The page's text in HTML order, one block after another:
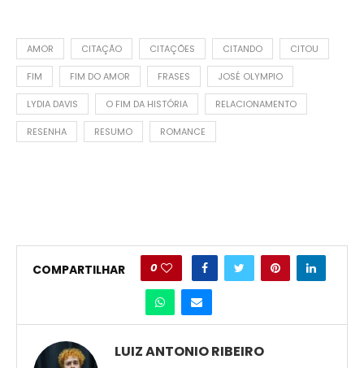
AMOR CITAÇÃO CITAÇÕES CITANDO CITOU
FIM FIM DO AMOR FRASES JOSÉ OLYMPIO
LYDIA DAVIS O FIM DA HISTÓRIA RELACIONAMENTO
RESENHA RESUMO ROMANCE
COMPARTILHAR 0
LUIZ ANTONIO RIBEIRO